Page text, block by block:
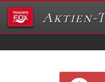
Aktien-